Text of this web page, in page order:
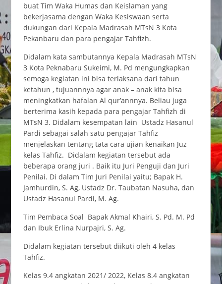
buat Tim Waka Humas dan Keislaman yang
bekerjasama dengan Waka Kesiswaan serta
dukungan dari Kepala Madrasah MTsN 3 Kota
Pekanbaru dan para pengajar Tahfizh.
Didalam kata sambutannya Kepala Madrasah MTsN
3 Kota Peknabaru Sukeimi, M. Pd mengungkapkan
semoga kegiatan ini bisa terlaksana dari tahun
ketahun , tujuannnya agar anak – anak kita bisa
meningkatkan hafalan Al qur’annnya. Beliau juga
berterima kasih kepada para pengajar Tahfizh di
MTsN 3. Didalam kesempatan lain Ustadz Hasanul
Pardi sebagai salah satu pengajar Tahfiz
menjelaskan tentang tata cara ujian kenaikan Juz
kelas Tahfiz. Didalam kegiatan tersebut ada
beberapa orang juri . Baik itu Juri Penguji dan Juri
Penilai. Di dalam Tim Juri Penilai yaitu; Bapak H.
Jamhurdin, S. Ag, Ustadz Dr. Taubatan Nasuha, dan
Ustadz Hasanul Pardi, M. Ag.
Tim Pembaca Soal Bapak Akmal Khairi, S. Pd. M. Pd
dan Ibuk Erlina Nurpajri, S. Ag.
Didalam kegiatan tersebut diikuti oleh 4 kelas
Tahfiz.
Kelas 9.4 angkatan 2021/ 2022, Kelas 8.4 angkatan